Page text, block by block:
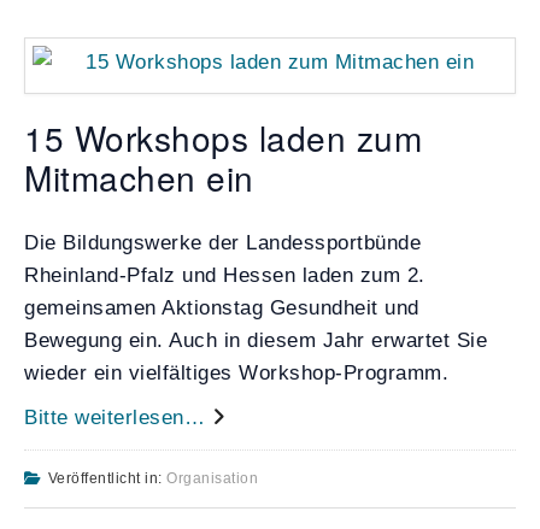
15 Workshops laden zum
Mitmachen ein
Die Bildungswerke der Landessportbünde
Rheinland-Pfalz und Hessen laden zum 2.
gemeinsamen Aktionstag Gesundheit und
Bewegung ein. Auch in diesem Jahr erwartet Sie
wieder ein vielfältiges Workshop-Programm.
Bitte weiterlesen…
Veröffentlicht in: Organisation